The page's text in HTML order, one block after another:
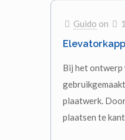
Guido on
Bij het ontwerp
plaatwerk.
plaatsen te